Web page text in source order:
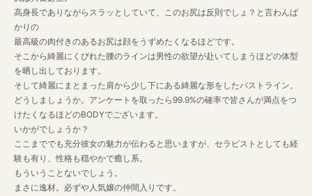
高身長でありながらスラッとしていて、このお尻は反則でしょ？と言わんば
かりの
最高級の肉付きのあるお尻は顔をうずめたくなるほどです。
そこから綺麗にくびれた腰のラインは男性の欲望が赴いてしまうほどの体型
を晒し出しております。
そして綺麗にまとまった肩から少し下にある綺麗な形をしたバストライン。
どうしましょうか。アンケートを取ったら99.9%の確率で皆さんが満点をつ
けたくなるほどのBODYでございます。
いかがでしょうか？
ここまででも充分彼女の魅力が伝わると思いますが、セラピストとしても経
験も有り、性格も穏やかで癒し系。
もういうことないでしょう。
まさに逸材。必ずや人気嬢の仲間入りです。